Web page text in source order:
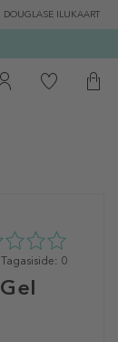
DOUGLASE ILUKAART
0
5st
Tagasiside: 0